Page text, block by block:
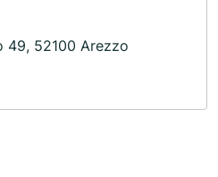
49, 52100 Arezzo